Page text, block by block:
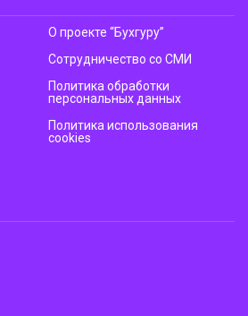
О проекте “Бухгуру”
Сотрудничество со СМИ
Политика обработки
персональных данных
Политика использования
cookies